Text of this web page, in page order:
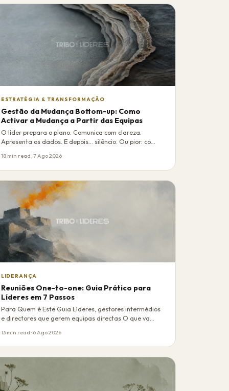
ESTRATÉGIA & TRANSFORMAÇÃO
Gestão da Mudança Bottom-up: Como
Activar a Mudança a Partir das Equipas
O líder prepara o plano. Comunica com clareza.
Apresenta os dados. E depois... silêncio. Ou pior: co…
18 min read · 7 Ago 2026
LIDERANÇA
Reuniões One-to-one: Guia Prático para
Líderes em 7 Passos
Para Quem é Este Guia Líderes, gestores intermédios
e directores que gerem equipas directas O que va…
13 min read · 6 Ago 2026